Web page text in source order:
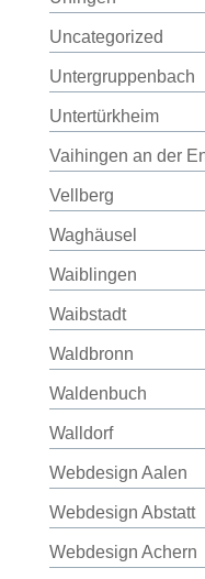
Uncategorized
Untergruppenbach
Untertürkheim
Vaihingen an der
Vellberg
Waghäusel
Waiblingen
Waibstadt
Waldbronn
Waldenbuch
Walldorf
Webdesign Aalen
Webdesign Abstatt
Webdesign Achern